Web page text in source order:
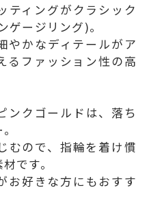
ティングがクラシック
ゲージリング)。
やかなディテールがア
るファッション性の高
ンクゴールドは、落ち
むので、指輪を着け慣
です。
お好きな方にもおすす